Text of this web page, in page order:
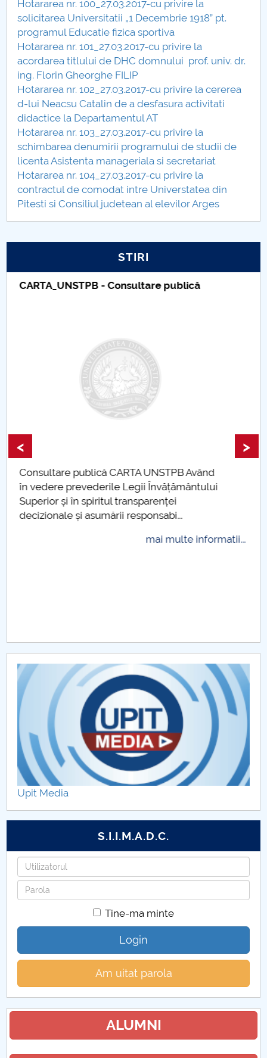
Hotărâri Senat din 27 noiembrie 2017
Hotărări Senat din 18 decembrie 2017
Hotararea nr. 100_27.03.2017-cu privire la
solicitarea Universitatii „1 Decembrie 1918” pt.
programul Educatie fizica sportiva
Hotararea nr. 101_27.03.2017-cu privire la
acordarea titlului de DHC domnului prof. univ. dr.
ing. Florin Gheorghe FILIP
Hotararea nr. 102_27.03.2017-cu privire la cererea
d-lui Neacsu Catalin de a desfasura activitati
didactice la Departamentul AT
Hotararea nr. 103_27.03.2017-cu privire la
schimbarea denumirii programului de studii de
licenta Asistenta manageriala si secretariat
Hotararea nr. 104_27.03.2017-cu privire la
contractul de comodat intre Universtatea din
Pitesti si Consiliul judetean al elevilor Arges
STIRI
Taxe de școlarizare indexate – Centrul
Taxe de școlarizare indexate Taxele se pot
plăti și cu cardul
< >
Upit Media
S.I.I.M.A.D.C.
Utilizatorul
Parola
Tine-ma minte
Login
Am uitat parola
ALUMNI